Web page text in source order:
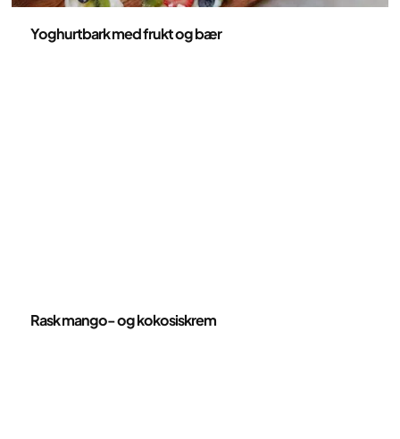
Yoghurtbark med frukt og bær
Rask mango- og kokosiskrem